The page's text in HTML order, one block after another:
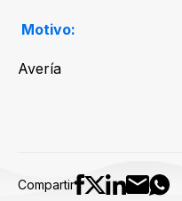
Motivo:
Avería
Compartir